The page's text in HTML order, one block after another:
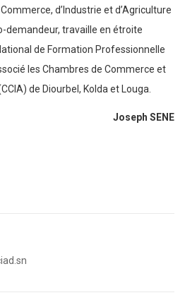
d’Industrie et d’Agriculture
demandeur, travaille en étroite
de Formation Professionnelle
les Chambres de Commerce et
de Diourbel, Kolda et Louga.
Joseph SENE